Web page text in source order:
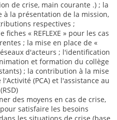
de crise, main courante .) ; la
la présentation de la mission,
respectives ;
« REFLEXE » pour les cas
; la mise en place de «
d'acteurs ; l'identification
et formation du collège
; la contribution à la mise
(PCA) et l'assistance au
des moyens en cas de crise,
satisfaire les besoins